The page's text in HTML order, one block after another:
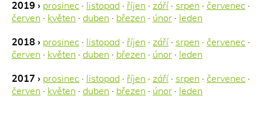
2019 › prosinec · listopad · říjen · září · srpen · červenec ·
červen · květen · duben · březen · únor · leden
2018 › prosinec · listopad · říjen · září · srpen · červenec ·
červen · květen · duben · březen · únor · leden
2017 › prosinec · listopad · říjen · září · srpen · červenec ·
červen · květen · duben · březen · únor · leden